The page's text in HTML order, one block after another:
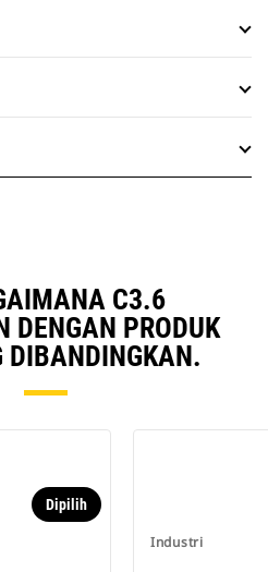
C3.6
DENGAN PRODUK
DIBANDINGKAN.
Dipilih
Industri